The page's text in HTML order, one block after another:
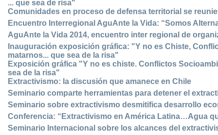
... que sea de risa"
Comunidades en proceso de defensa territorial se
Encuentro Interregional AguAnte la Vida: “Somos
AguAnte la Vida 2014, encuentro inter regional de
Inauguración exposición gráfica: "Y no es Chiste,
matarnos... que sea de la risa"
Exposición gráfica "Y no es chiste. Conflictos
sea de la risa"
Extractivismo: la discusión que amanece en Chile
Seminario comparte herramientas para detener el
Seminario sobre extractivismo desmitifica desarrollo
Conferencia: “Extractivismo en América Latina…Agua
Seminario Internacional sobre los alcances del